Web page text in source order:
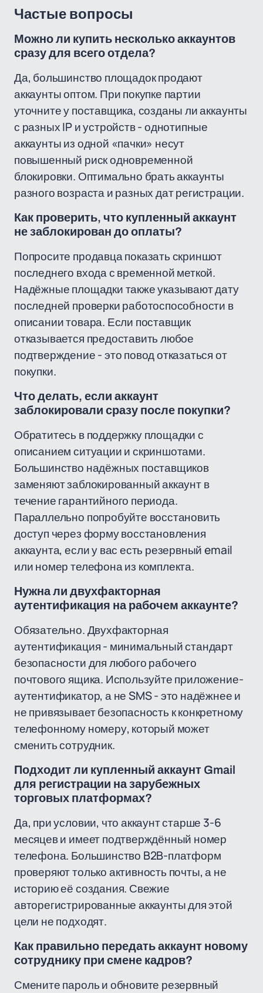
Частые вопросы
Можно ли купить несколько аккаунтов
сразу для всего отдела?
Да, большинство площадок продают
аккаунты оптом. При покупке партии
уточните у поставщика, созданы ли аккаунты
с разных IP и устройств - однотипные
аккаунты из одной «пачки» несут
повышенный риск одновременной
блокировки. Оптимально брать аккаунты
разного возраста и разных дат регистрации.
Как проверить, что купленный аккаунт
не заблокирован до оплаты?
Попросите продавца показать скриншот
последнего входа с временной меткой.
Надёжные площадки также указывают дату
последней проверки работоспособности в
описании товара. Если поставщик
отказывается предоставить любое
подтверждение - это повод отказаться от
покупки.
Что делать, если аккаунт
заблокировали сразу после покупки?
Обратитесь в поддержку площадки с
описанием ситуации и скриншотами.
Большинство надёжных поставщиков
заменяют заблокированный аккаунт в
течение гарантийного периода.
Параллельно попробуйте восстановить
доступ через форму восстановления
аккаунта, если у вас есть резервный email
или номер телефона из комплекта.
Нужна ли двухфакторная
аутентификация на рабочем аккаунте?
Обязательно. Двухфакторная
аутентификация - минимальный стандарт
безопасности для любого рабочего
почтового ящика. Используйте приложение-
аутентификатор, а не SMS - это надёжнее и
не привязывает безопасность к конкретному
телефонному номеру, который может
сменить сотрудник.
Подходит ли купленный аккаунт Gmail
для регистрации на зарубежных
торговых платформах?
Да, при условии, что аккаунт старше 3-6
месяцев и имеет подтверждённый номер
телефона. Большинство B2B-платформ
проверяют только активность почты, а не
историю её создания. Свежие
авторегистрированные аккаунты для этой
цели не подходят.
Как правильно передать аккаунт новому
сотруднику при смене кадров?
Смените пароль и обновите резервный